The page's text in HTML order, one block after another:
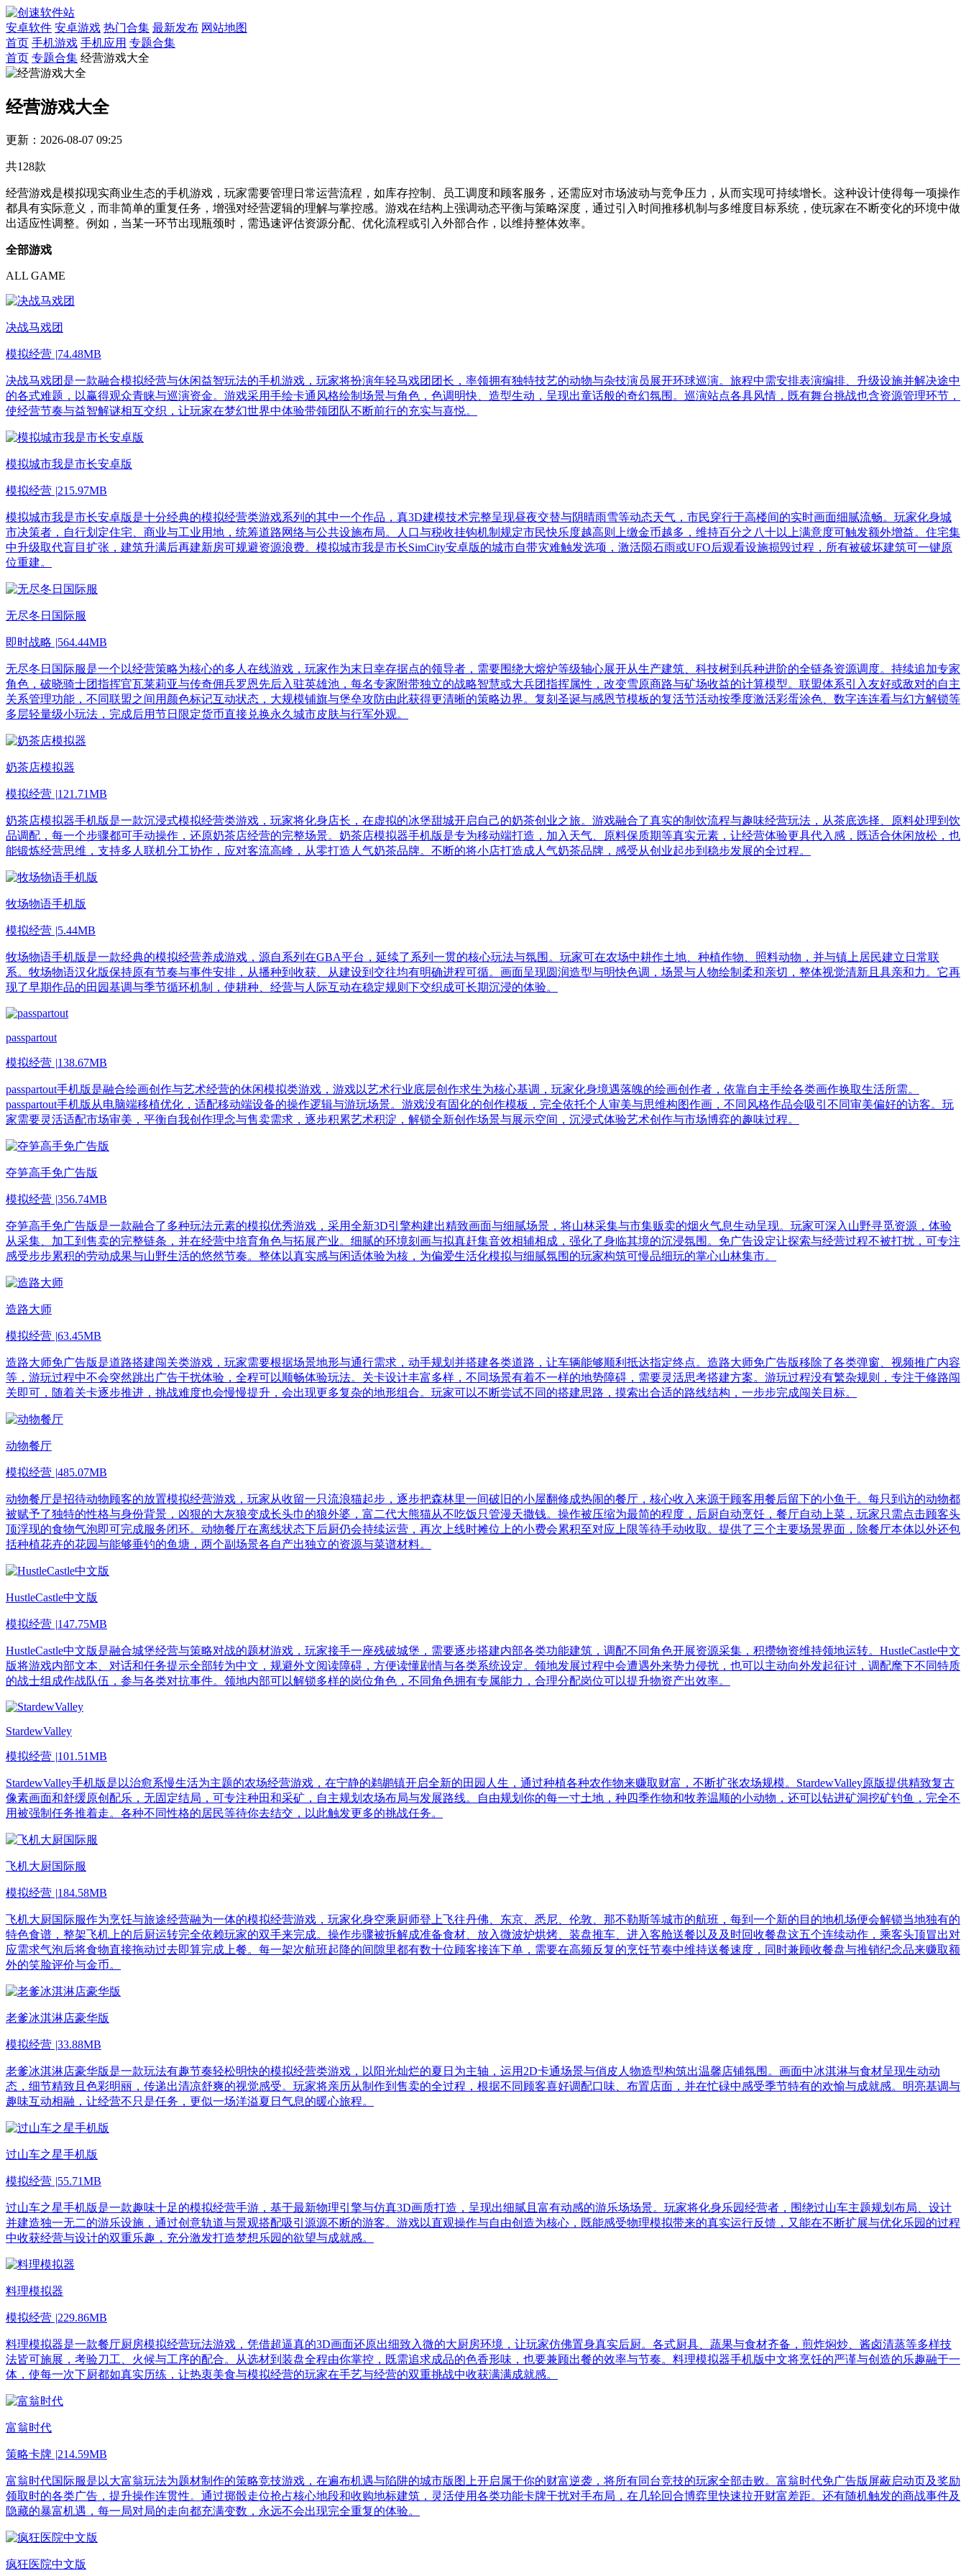
安卓软件 安卓游戏 热门合集 最新发布 网站地图
首页 手机游戏 手机应用 专题合集
首页 专题合集 经营游戏大全
经营游戏大全
更新：2026-08-07 09:25
共128款
经营游戏是模拟现实商业生态的手机游戏，玩家需要管理日常运营流程，如库存控制、员工调度和顾客服务，还需应对市场波动与竞争压力，从而实现可持续增长。这种设计使得每一项操作
都具有实际意义，而非简单的重复任务，增强对经营逻辑的理解与掌控感。游戏在结构上强调动态平衡与策略深度，通过引入时间推移机制与多维度目标系统，使玩家在不断变化的环境中做
出适应性调整。例如，当某一环节出现瓶颈时，需迅速评估资源分配、优化流程或引入外部合作，以维持整体效率。
全部游戏
ALL GAME
决战马戏团
模拟经营 |74.48MB
决战马戏团是一款融合模拟经营与休闲益智玩法的手机游戏，玩家将扮演年轻马戏团团长，率领拥有独特技艺的动物与杂技演员展开环球巡演。旅程中需安排表演编排、升级设施并解决途中
的各式难题，以赢得观众青睐与巡演资金。游戏采用手绘卡通风格绘制场景与角色，色调明快、造型生动，呈现出童话般的奇幻氛围。巡演站点各具风情，既有舞台挑战也含资源管理环节，
使经营节奏与益智解谜相互交织，让玩家在梦幻世界中体验带领团队不断前行的充实与喜悦。
模拟城市我是市长安卓版
模拟经营 |215.97MB
模拟城市我是市长安卓版是十分经典的模拟经营类游戏系列的其中一个作品，真3D建模技术完整呈现昼夜交替与阴晴雨雪等动态天气，市民穿行于高楼间的实时画面细腻流畅。玩家化身城
市决策者，自行划定住宅、商业与工业用地，统筹道路网络与公共设施布局。人口与税收挂钩机制规定市民快乐度越高则上缴金币越多，维持百分之八十以上满意度可触发额外增益。住宅集
中升级取代盲目扩张，建筑升满后再建新房可规避资源浪费。模拟城市我是市长SimCity安卓版的城市自带灾难触发选项，激活陨石雨或UFO后观看设施损毁过程，所有被破坏建筑可一键原
位重建。
无尽冬日国际服
即时战略 |564.44MB
无尽冬日国际服是一个以经营策略为核心的多人在线游戏，玩家作为末日幸存据点的领导者，需要围绕大熔炉等级轴心展开从生产建筑、科技树到兵种进阶的全链条资源调度。持续追加专家
角色，破晓骑士团指挥官瓦莱莉亚与传奇佣兵罗恩先后入驻英雄池，每名专家附带独立的战略智慧或大兵团指挥属性，改变雪原商路与矿场收益的计算模型。联盟体系引入友好或敌对的自主
关系管理功能，不同联盟之间用颜色标记互动状态，大规模铺旗与堡垒攻防由此获得更清晰的策略边界。复刻圣诞与感恩节模板的复活节活动按季度激活彩蛋涂色、数字连连看与幻方解锁等
多层轻量级小玩法，完成后用节日限定货币直接兑换永久城市皮肤与行军外观。
奶茶店模拟器
模拟经营 |121.71MB
奶茶店模拟器手机版是一款沉浸式模拟经营类游戏，玩家将化身店长，在虚拟的冰堡甜城开启自己的奶茶创业之旅。游戏融合了真实的制饮流程与趣味经营玩法，从茶底选择、原料处理到饮
品调配，每一个步骤都可手动操作，还原奶茶店经营的完整场景。奶茶店模拟器手机版是专为移动端打造，加入天气、原料保质期等真实元素，让经营体验更具代入感，既适合休闲放松，也
能锻炼经营思维，支持多人联机分工协作，应对客流高峰，从零打造人气奶茶品牌。不断的将小店打造成人气奶茶品牌，感受从创业起步到稳步发展的全过程。
牧场物语手机版
模拟经营 |5.44MB
牧场物语手机版是一款经典的模拟经营养成游戏，源自系列在GBA平台，延续了系列一贯的核心玩法与氛围。玩家可在农场中耕作土地、种植作物、照料动物，并与镇上居民建立日常联
系。牧场物语汉化版保持原有节奏与事件安排，从播种到收获、从建设到交往均有明确进程可循。画面呈现圆润造型与明快色调，场景与人物绘制柔和亲切，整体视觉清新且具亲和力。它再
现了早期作品的田园基调与季节循环机制，使耕种、经营与人际互动在稳定规则下交织成可长期沉浸的体验。
passpartout
模拟经营 |138.67MB
passpartout手机版是融合绘画创作与艺术经营的休闲模拟类游戏，游戏以艺术行业底层创作求生为核心基调，玩家化身境遇落魄的绘画创作者，依靠自主手绘各类画作换取生活所需。
passpartout手机版从电脑端移植优化，适配移动端设备的操作逻辑与游玩场景。游戏没有固化的创作模板，完全依托个人审美与思维构图作画，不同风格作品会吸引不同审美偏好的访客。玩
家需要灵活适配市场审美，平衡自我创作理念与售卖需求，逐步积累艺术积淀，解锁全新创作场景与展示空间，沉浸式体验艺术创作与市场博弈的趣味过程。
夺笋高手免广告版
模拟经营 |356.74MB
夺笋高手免广告版是一款融合了多种玩法元素的模拟优秀游戏，采用全新3D引擎构建出精致画面与细腻场景，将山林采集与市集贩卖的烟火气息生动呈现。玩家可深入山野寻觅资源，体验
从采集、加工到售卖的完整链条，并在经营中培育角色与拓展产业。细腻的环境刻画与拟真赶集音效相辅相成，强化了身临其境的沉浸氛围。免广告设定让探索与经营过程不被打扰，可专注
感受步步累积的劳动成果与山野生活的悠然节奏。整体以真实感与闲适体验为核，为偏爱生活化模拟与细腻氛围的玩家构筑可慢品细玩的掌心山林集市。
造路大师
模拟经营 |63.45MB
造路大师免广告版是道路搭建闯关类游戏，玩家需要根据场景地形与通行需求，动手规划并搭建各类道路，让车辆能够顺利抵达指定终点。造路大师免广告版移除了各类弹窗、视频推广内容
等，游玩过程中不会突然跳出广告干扰体验，全程可以顺畅体验玩法。关卡设计丰富多样，不同场景有着不一样的地势障碍，需要灵活思考搭建方案。游玩过程没有繁杂规则，专注于修路闯
关即可，随着关卡逐步推进，挑战难度也会慢慢提升，会出现更多复杂的地形组合。玩家可以不断尝试不同的搭建思路，摸索出合适的路线结构，一步步完成闯关目标。
动物餐厅
模拟经营 |485.07MB
动物餐厅是招待动物顾客的放置模拟经营游戏，玩家从收留一只流浪猫起步，逐步把森林里一间破旧的小屋翻修成热闹的餐厅，核心收入来源于顾客用餐后留下的小鱼干。每只到访的动物都
被赋予了独特的性格与身份背景，凶狠的大灰狼变成长头巾的狼外婆，富二代大熊猫从不吃饭只管漫天撒钱。操作被压缩为最简的程度，后厨自动烹饪，餐厅自动上菜，玩家只需点击顾客头
顶浮现的食物气泡即可完成服务闭环。动物餐厅在离线状态下后厨仍会持续运营，再次上线时摊位上的小费会累积至对应上限等待手动收取。提供了三个主要场景界面，除餐厅本体以外还包
括种植花卉的花园与能够垂钓的鱼塘，两个副场景各自产出独立的资源与菜谱材料。
HustleCastle中文版
模拟经营 |147.75MB
HustleCastle中文版是融合城堡经营与策略对战的题材游戏，玩家接手一座残破城堡，需要逐步搭建内部各类功能建筑，调配不同角色开展资源采集，积攒物资维持领地运转。HustleCastle中文
版将游戏内部文本、对话和任务提示全部转为中文，规避外文阅读障碍，方便读懂剧情与各类系统设定。领地发展过程中会遭遇外来势力侵扰，也可以主动向外发起征讨，调配麾下不同特质
的战士组成作战队伍，参与各类对抗事件。领地内部可以解锁多样的岗位角色，不同角色拥有专属能力，合理分配岗位可以提升物资产出效率。
StardewValley
模拟经营 |101.51MB
StardewValley手机版是以治愈系慢生活为主题的农场经营游戏，在宁静的鹈鹕镇开启全新的田园人生，通过种植各种农作物来赚取财富，不断扩张农场规模。StardewValley原版提供精致复古
像素画面和舒缓原创配乐，无固定结局，可专注种田和采矿，自主规划农场布局与发展路线。自由规划你的每一寸土地，种四季作物和牧养温顺的小动物，还可以钻进矿洞挖矿钓鱼，完全不
用被强制任务推着走。各种不同性格的居民等待你去结交，以此触发更多的挑战任务。
飞机大厨国际服
模拟经营 |184.58MB
飞机大厨国际服作为烹饪与旅途经营融为一体的模拟经营游戏，玩家化身空乘厨师登上飞往丹佛、东京、悉尼、伦敦、那不勒斯等城市的航班，每到一个新的目的地机场便会解锁当地独有的
特色食谱，整架飞机上的后厨运转完全依赖玩家的双手来完成。操作步骤被拆解成准备食材、放入微波炉烘烤、装盘推车、进入客舱送餐以及及时回收餐盘这五个连续动作，乘客头顶冒出对
应需求气泡后将食物直接拖动过去即算完成上餐。每一架次航班起降的间隙里都有数十位顾客接连下单，需要在高频反复的烹饪节奏中维持送餐速度，同时兼顾收餐盘与推销纪念品来赚取额
外的笑脸评价与金币。
老爹冰淇淋店豪华版
模拟经营 |33.88MB
老爹冰淇淋店豪华版是一款玩法有趣节奏轻松明快的模拟经营类游戏，以阳光灿烂的夏日为主轴，运用2D卡通场景与俏皮人物造型构筑出温馨店铺氛围。画面中冰淇淋与食材呈现生动动
态，细节精致且色彩明丽，传递出清凉舒爽的视觉感受。玩家将亲历从制作到售卖的全过程，根据不同顾客喜好调配口味、布置店面，并在忙碌中感受季节特有的欢愉与成就感。明亮基调与
趣味互动相融，让经营不只是任务，更似一场洋溢夏日气息的暖心旅程。
过山车之星手机版
模拟经营 |55.71MB
过山车之星手机版是一款趣味十足的模拟经营手游，基于最新物理引擎与仿真3D画质打造，呈现出细腻且富有动感的游乐场场景。玩家将化身乐园经营者，围绕过山车主题规划布局、设计
并建造独一无二的游乐设施，通过创意轨道与景观搭配吸引源源不断的游客。游戏以直观操作与自由创造为核心，既能感受物理模拟带来的真实运行反馈，又能在不断扩展与优化乐园的过程
中收获经营与设计的双重乐趣，充分激发打造梦想乐园的欲望与成就感。
料理模拟器
模拟经营 |229.86MB
料理模拟器是一款餐厅厨房模拟经营玩法游戏，凭借超逼真的3D画面还原出细致入微的大厨房环境，让玩家仿佛置身真实后厨。各式厨具、蔬果与食材齐备，煎炸焖炒、酱卤清蒸等多样技
法皆可施展，考验刀工、火候与工序的配合。从选材到装盘全程由你掌控，既需追求成品的色香形味，也要兼顾出餐的效率与节奏。料理模拟器手机版中文将烹饪的严谨与创造的乐趣融于一
体，使每一次下厨都如真实历练，让热衷美食与模拟经营的玩家在手艺与经营的双重挑战中收获满满成就感。
富翁时代
策略卡牌 |214.59MB
富翁时代国际服是以大富翁玩法为题材制作的策略竞技游戏，在遍布机遇与陷阱的城市版图上开启属于你的财富逆袭，将所有同台竞技的玩家全部击败。富翁时代免广告版屏蔽启动页及奖励
领取时的各类广告，提升操作连贯性。通过掷骰走位抢占核心地段和收购地标建筑，灵活使用各类功能卡牌干扰对手布局，在几轮回合博弈里快速拉开财富差距。还有随机触发的商战事件及
隐藏的暴富机遇，每一局对局的走向都充满变数，永远不会出现完全重复的体验。
疯狂医院中文版